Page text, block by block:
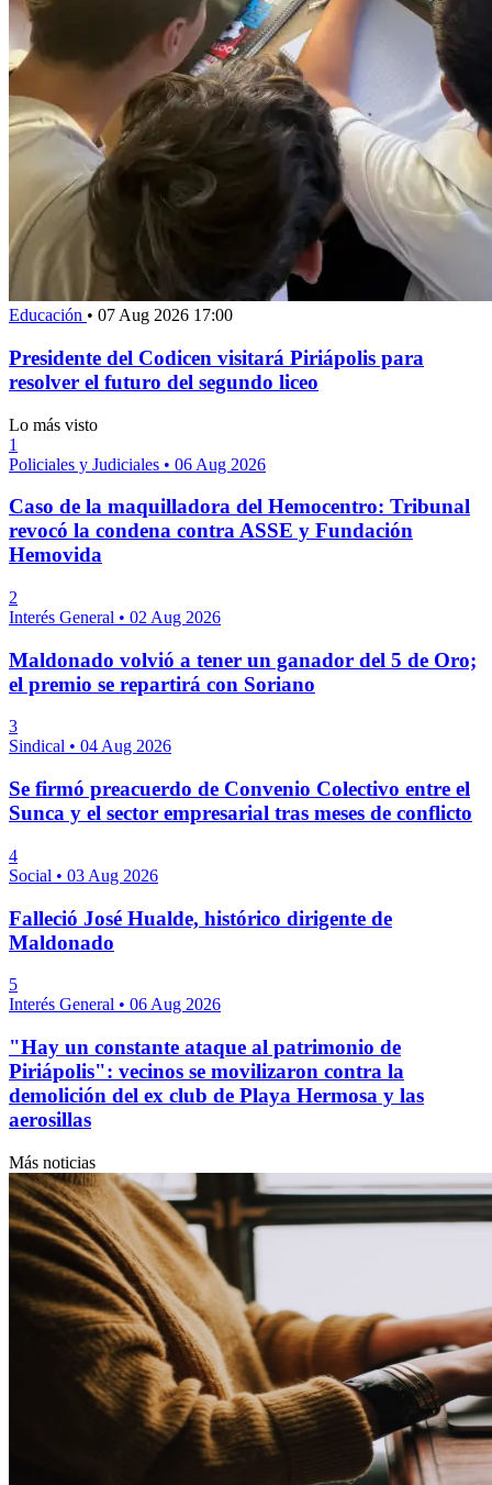
Educación • 07 Aug 2026 17:00
Presidente del Codicen visitará Piriápolis para
resolver el futuro del segundo liceo
Lo más visto
1
Policiales y Judiciales • 06 Aug 2026
Caso de la maquilladora del Hemocentro: Tribunal
revocó la condena contra ASSE y Fundación
Hemovida
2
Interés General • 02 Aug 2026
Maldonado volvió a tener un ganador del 5 de Oro;
el premio se repartirá con Soriano
3
Sindical • 04 Aug 2026
Se firmó preacuerdo de Convenio Colectivo entre el
Sunca y el sector empresarial tras meses de conflicto
4
Social • 03 Aug 2026
Falleció José Hualde, histórico dirigente de
Maldonado
5
Interés General • 06 Aug 2026
"Hay un constante ataque al patrimonio de
Piriápolis": vecinos se movilizaron contra la
demolición del ex club de Playa Hermosa y las
aerosillas
Más noticias